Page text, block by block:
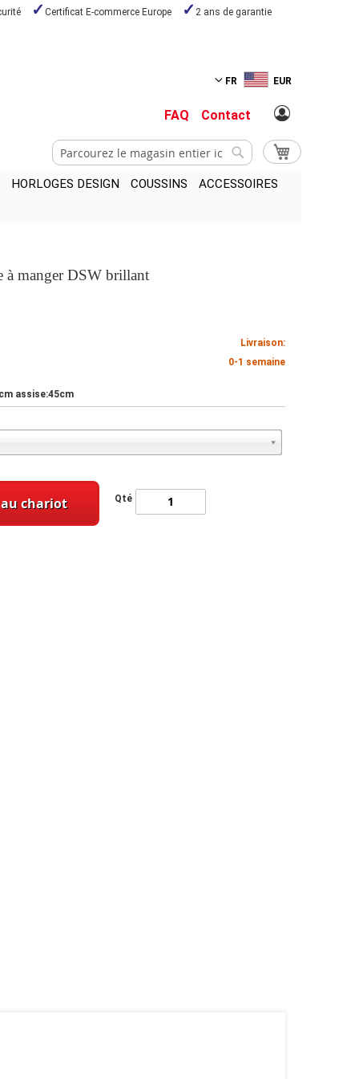
Certificat E-commerce Europe 2 ans de garantie
FR EUR
FAQ Contact
Mon panier
Chercher
HORLOGES DESIGN COUSSINS ACCESSOIRES
à manger DSW brillant
Livraison:
0-1 semaine
assise:45cm
Qté
chariot